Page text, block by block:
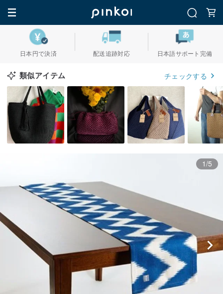
日本円で決済 配送追跡対応 日本語サポート完備
類似アイテム チェックする
1/5